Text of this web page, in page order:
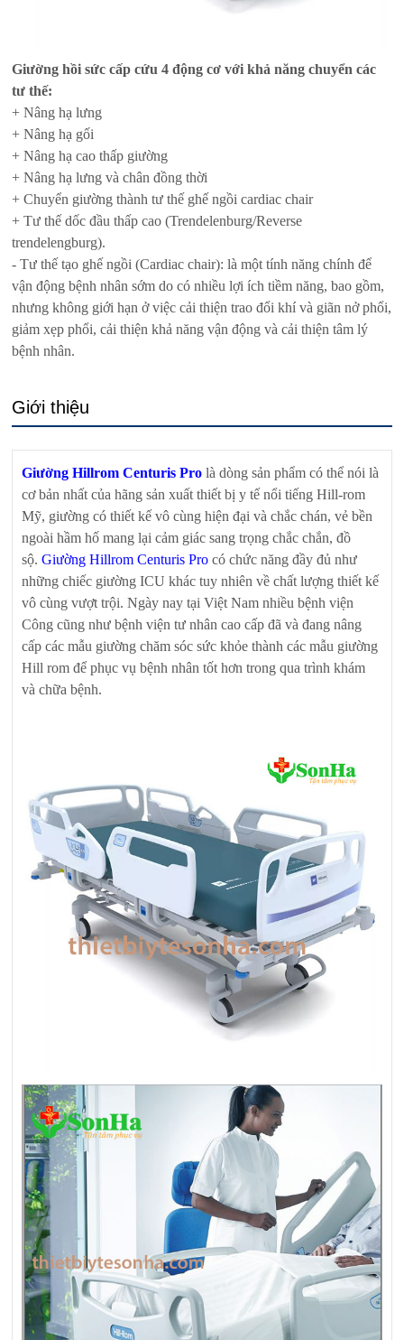
Giường hồi sức cấp cứu 4 động cơ với khả năng chuyển các
tư thế:
+ Nâng hạ lưng
+ Nâng hạ gối
+ Nâng hạ cao thấp giường
+ Nâng hạ lưng và chân đồng thời
+ Chuyển giường thành tư thế ghế ngồi cardiac chair
+ Tư thế dốc đầu thấp cao (Trendelenburg/Reverse
trendelengburg).
- Tư thế tạo ghế ngồi (Cardiac chair): là một tính năng chính để
vận động bệnh nhân sớm do có nhiều lợi ích tiềm năng, bao gồm,
nhưng không giới hạn ở việc cải thiện trao đổi khí và giãn nở phổi,
giảm xẹp phổi, cải thiện khả năng vận động và cải thiện tâm lý
bệnh nhân.
Giới thiệu
Giường Hillrom Centuris Pro là dòng sản phẩm có thể nói là
cơ bản nhất của hãng sản xuất thiết bị y tế nổi tiếng Hill-rom
Mỹ, giường có thiết kế vô cùng hiện đại và chắc chán, vẻ bền
ngoài hầm hố mang lại cảm giác sang trọng chắc chắn, đồ
sộ.Giường Hillrom Centuris Pro có chức năng đầy đủ như
những chiếc giường ICU khác tuy nhiên về chất lượng thiết kế
vô cùng vượt trội. Ngày nay tại Việt Nam nhiều bệnh viện
Công cũng như bệnh viện tư nhân cao cấp đã và đang nâng
cấp các mẫu giường chăm sóc sức khỏe thành các mẫu giường
Hill rom để phục vụ bệnh nhân tốt hơn trong qua trình khám
và chữa bệnh.